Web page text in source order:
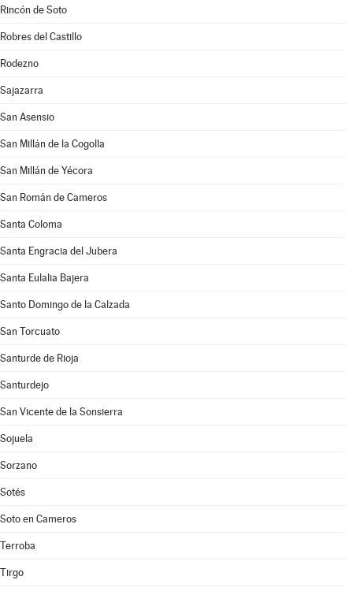
Rincón de Soto
Robres del Castillo
Rodezno
Sajazarra
San Asensio
San Millán de la Cogolla
San Millán de Yécora
San Román de Cameros
Santa Coloma
Santa Engracia del Jubera
Santa Eulalia Bajera
Santo Domingo de la Calzada
San Torcuato
Santurde de Rioja
Santurdejo
San Vicente de la Sonsierra
Sojuela
Sorzano
Sotés
Soto en Cameros
Terroba
Tirgo